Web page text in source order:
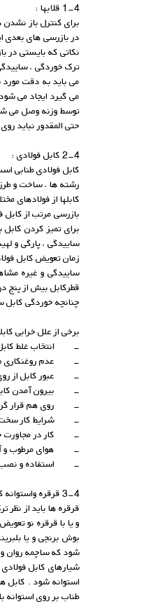
1-4 قلابها :
برای کنترل باز نشدن
در بازرسی های بعدی این
نکاتی که بایستی در
می باید به دقت مورد
می گیرد ایجاد می
توسط وزنه وصل می
حتی المقدور نباید
2-4 کابل فولادی :
کابل فولادی طنابی
رشته ها ، ساخت و
کابلها از فولادهای
بازرسی مرتب از کابل
برای تمیز کردن
ساییدگی ، پارگی و
زمان تعویض کابل
ساییدگی و غیره
قطرکابل بیش از پنج
چنانچه خوردگی کابل
برخی از علل خرابی
- انتخاب غلط کابل
- عدم روغنکاری
- عبور کابل از روی
- بیرون آمدن کابل
- روی هم قرار
- شرایط کار سخت و
- کار در مجاورت
- هوای مرطوب و
- استفاده و نصب
3-4 قرقره واستوانه کابل فولادی :
قرقره ها باید از
و یا با قرقره نو
بوش برنجی و یا
شود که ساچمه روان
شیارهای کابل
استوانه شود . کابل
طناب بر روی استوانه